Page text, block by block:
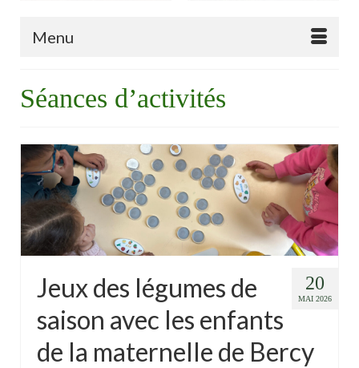
Menu
Séances d’activités
20
MAI 2026
Jeux des légumes de
saison avec les enfants
de la maternelle de Bercy